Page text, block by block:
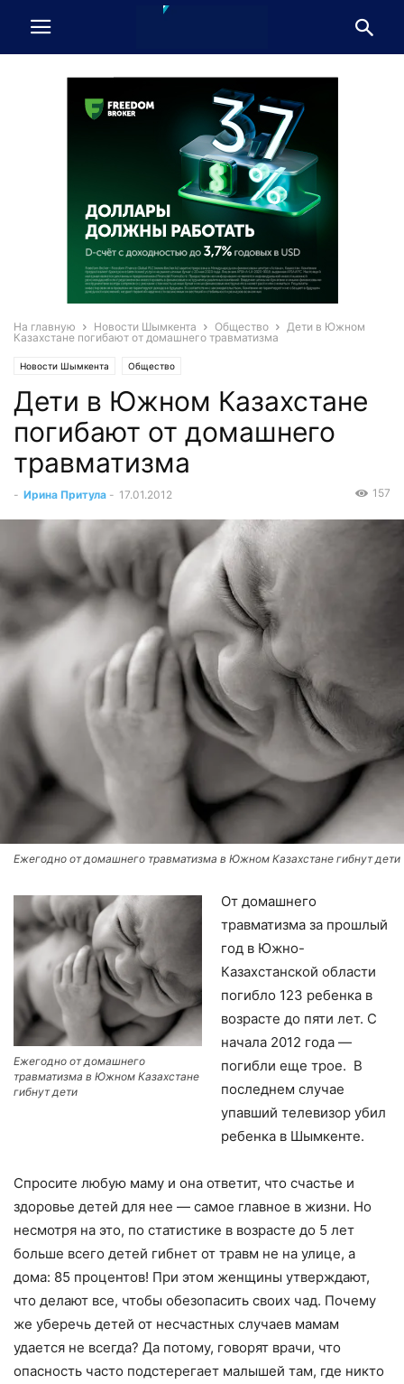
На главную Новости Шымкента Общество
Дети в Южном
Казахстане погибают от домашнего травматизма
Новости Шымкента Общество
Дети в Южном Казахстане
погибают от домашнего
травматизма
- Ирина Притула - 17.01.2012 157
Ежегодно от домашнего травматизма в Южном Казахстане гибнут дети
Ежегодно от домашнего
травматизма в Южном Казахстане
гибнут дети
От домашнего
травматизма за прошлый
год в Южно-
Казахстанской области
погибло 123 ребенка в
возрасте до пяти лет. С
начала 2012 года —
погибли еще трое. В
последнем случае
упавший телевизор убил
ребенка в Шымкенте.
Спросите любую маму и она ответит, что счастье и
здоровье детей для нее — самое главное в жизни. Но
несмотря на это, по статистике в возрасте до 5 лет
больше всего детей гибнет от травм не на улице, а
дома: 85 процентов! При этом женщины утверждают,
что делают все, чтобы обезопасить своих чад. Почему
же уберечь детей от несчастных случаев мамам
удается не всегда? Да потому, говорят врачи, что
опасность часто подстерегает малышей там, где никто